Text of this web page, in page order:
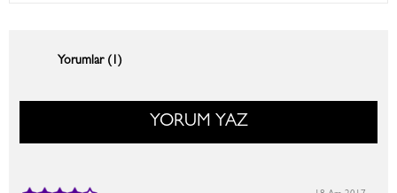
Yorumlar (1)
YORUM YAZ